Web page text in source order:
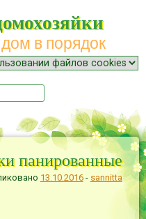
в порядок
панированные
13.10.2016- sannitta